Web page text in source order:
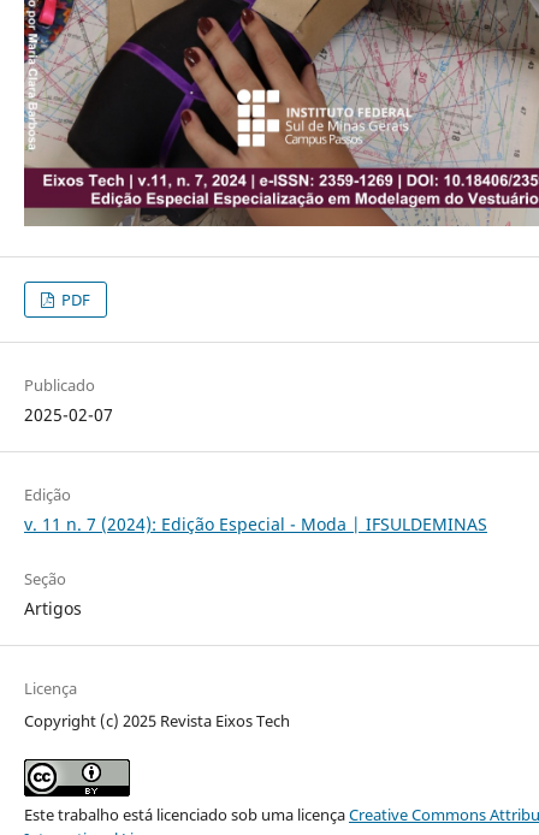
PDF
Publicado
2025-02-07
Edição
v. 11 n. 7 (2024): Edição Especial - Moda | IFSULDEMINAS
Seção
Artigos
Licença
Copyright (c) 2025 Revista Eixos Tech
Este trabalho está licenciado sob uma licençaCreative Commons